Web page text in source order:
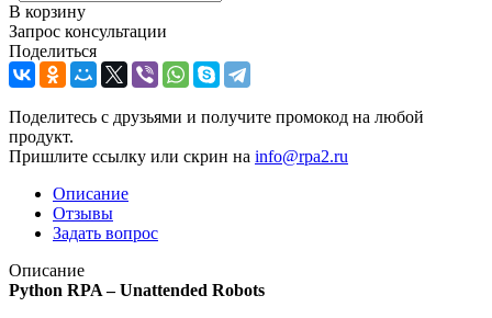
В корзину
Запрос консультации
Поделиться
Поделитесь с друзьями и получите промокод на любой
продукт.
Пришлите ссылку или скрин на info@rpa2.ru
Описание
Отзывы
Задать вопрос
Описание
Python RPA – Unattended Robots